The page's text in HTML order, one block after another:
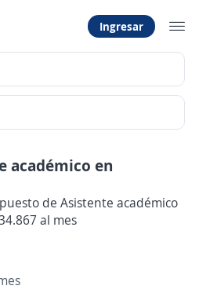
Ingresar
académico en
de Asistente académico
al mes